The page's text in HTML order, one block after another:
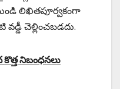
లిఖితపూర్వకంగా
చెల్లించబడదు.
నిబంధనలు